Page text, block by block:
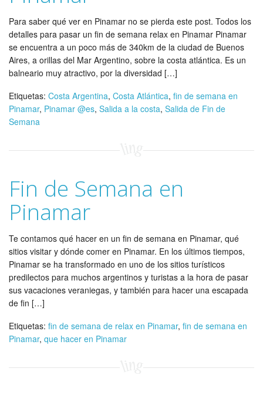
Para saber qué ver en Pinamar no se pierda este post. Todos los
detalles para pasar un fin de semana relax en Pinamar Pinamar
se encuentra a un poco más de 340km de la ciudad de Buenos
Aires, a orillas del Mar Argentino, sobre la costa atlántica. Es un
balneario muy atractivo, por la diversidad […]
Etiquetas: Costa Argentina, Costa Atlántica, fin de semana en
Pinamar, Pinamar @es, Salida a la costa, Salida de Fin de
Semana
Fin de Semana en
Pinamar
Te contamos qué hacer en un fin de semana en Pinamar, qué
sitios visitar y dónde comer en Pinamar. En los últimos tiempos,
Pinamar se ha transformado en uno de los sitios turísticos
predilectos para muchos argentinos y turistas a la hora de pasar
sus vacaciones veraniegas, y también para hacer una escapada
de fin […]
Etiquetas: fin de semana de relax en Pinamar, fin de semana en
Pinamar, que hacer en Pinamar